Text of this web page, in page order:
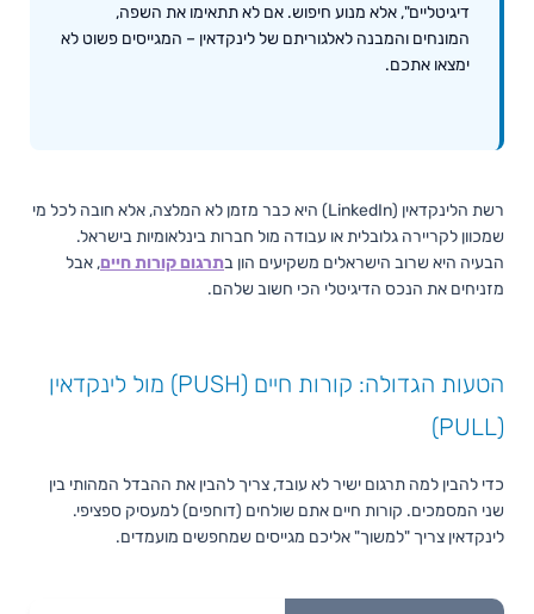
דיגיטליים", אלא מנוע חיפוש. אם לא תתאימו את השפה,
המונחים והמבנה לאלגוריתם של לינקדאין – המגייסים פשוט לא
ימצאו אתכם.
רשת הלינקדאין (LinkedIn) היא כבר מזמן לא המלצה, אלא חובה לכל מי
שמכוון לקריירה גלובלית או עבודה מול חברות בינלאומיות בישראל.
הבעיה היא שרוב הישראלים משקיעים הון בתרגום קורות חיים, אבל
מזניחים את הנכס הדיגיטלי הכי חשוב שלהם.
הטעות הגדולה: קורות חיים (PUSH) מול לינקדאין
(PULL)
כדי להבין למה תרגום ישיר לא עובד, צריך להבין את ההבדל המהותי בין
שני המסמכים. קורות חיים אתם שולחים (דוחפים) למעסיק ספציפי.
לינקדאין צריך "למשוך" אליכם מגייסים שמחפשים מועמדים.